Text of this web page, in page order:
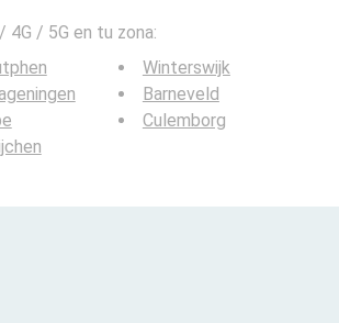
/ 5G en tu zona:
Winterswijk
Barneveld
Culemborg